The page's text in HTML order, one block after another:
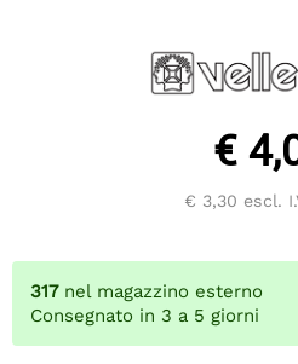
€
€ 3,30 escl.
317 nel magazzino esterno
Consegnato in 3 a 5 giorni